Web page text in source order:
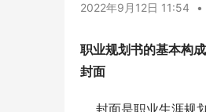
2022年9月12日 11:54 •
职业规划书的基本构成
封面